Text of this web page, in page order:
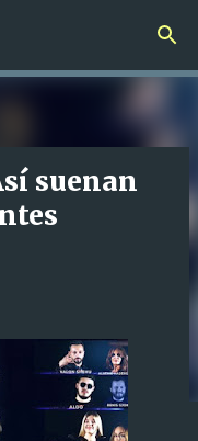
suenan